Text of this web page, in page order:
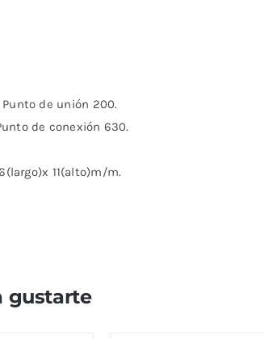
de unión 200.
de conexión 630.
11(alto)m/m.
gustarte